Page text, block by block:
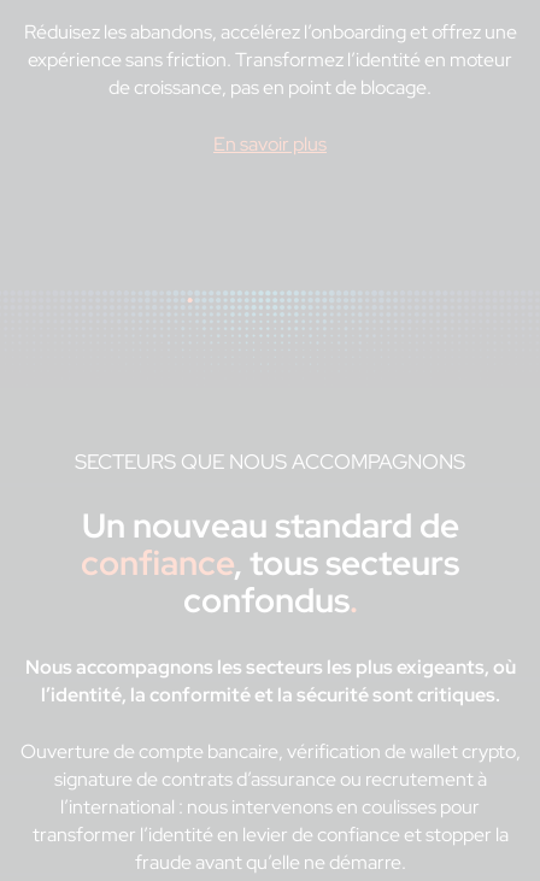
Réduisez les abandons, accélérez l’onboarding et offrez une
expérience sans friction. Transformez l’identité en moteur
de croissance, pas en point de blocage.
En savoir plus
SECTEURS QUE NOUS ACCOMPAGNONS
Un nouveau standard de
confiance, tous secteurs
confondus.
Nous accompagnons les secteurs les plus exigeants, où
l’identité, la conformité et la sécurité sont critiques.
Ouverture de compte bancaire, vérification de wallet crypto,
signature de contrats d’assurance ou recrutement à
l’international : nous intervenons en coulisses pour
transformer l’identité en levier de confiance et stopper la
fraude avant qu’elle ne démarre.